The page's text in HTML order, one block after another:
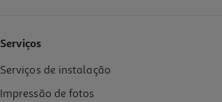
Serviços
Serviços de instalação
Impressão de fotos